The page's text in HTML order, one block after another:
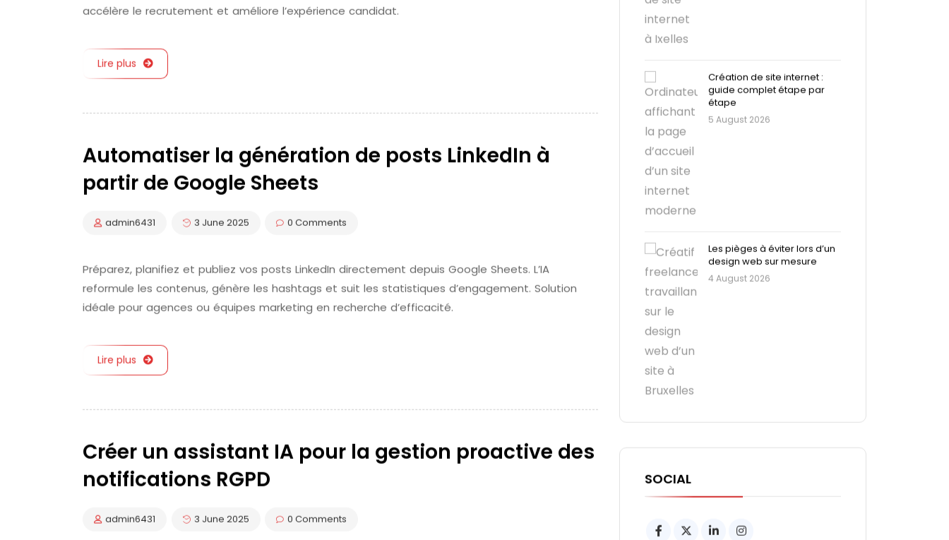
accélère le recrutement et améliore l’expérience candidat.
Lire plus
Automatiser la génération de posts LinkedIn à
partir de Google Sheets
admin6431 3 June 2025 0 Comments
Préparez, planifiez et publiez vos posts LinkedIn directement depuis Google Sheets. L’IA
reformule les contenus, génère les hashtags et suit les statistiques d’engagement. Solution
idéale pour agences ou équipes marketing en recherche d’efficacité.
Lire plus
Créer un assistant IA pour la gestion proactive des
notifications RGPD
admin6431 3 June 2025 0 Comments
Création de site internet :
guide complet étape par
étape
5 August 2026
Les pièges à éviter lors d’un
design web sur mesure
4 August 2026
SOCIAL